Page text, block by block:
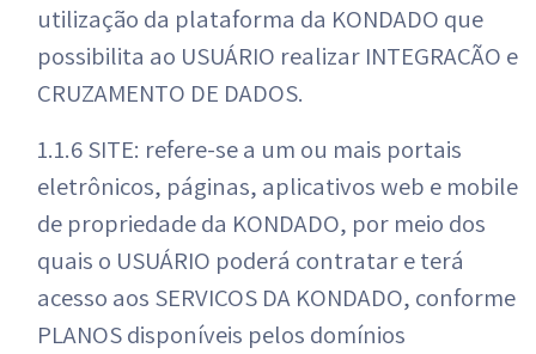
utilização da plataforma da KONDADO que
possibilita ao USUÁRIO realizar INTEGRAÇÃO e
CRUZAMENTO DE DADOS.
1.1.6 SITE: refere-se a um ou mais portais
eletrônicos, páginas, aplicativos web e mobile
de propriedade da KONDADO, por meio dos
quais o USUÁRIO poderá contratar e terá
acesso aos SERVIÇOS DA KONDADO, conforme
PLANOS disponíveis pelos domínios